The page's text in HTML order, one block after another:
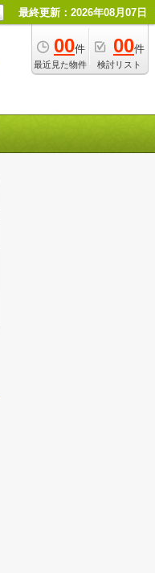
最終更新：2026年08月07日
00件
最近見た物件
00件
検討リスト